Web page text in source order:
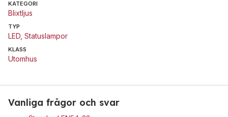
KATEGORI
Blixtljus
TYP
LED Statuslampor
KLASS
Utomhus
Vanliga frågor och svar